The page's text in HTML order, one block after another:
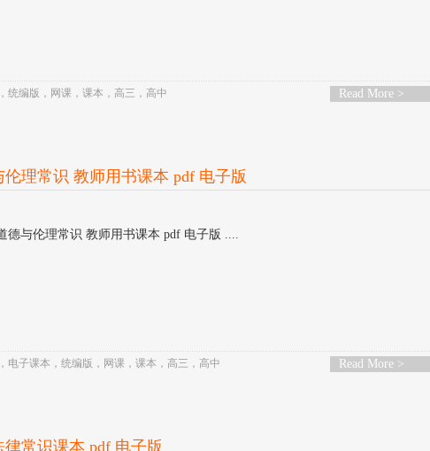
Read More >
，统编版 ， 网课 ，课本 ，高三 ，高中
理常识 教师用书课本 pdf 电子版
德与伦理常识 教师用书课本 pdf 电子版 ....
Read More >
， 电子课本 ，统编版 ， 网课 ，课本 ，高三 ，高中
常识课本 pdf 电子版